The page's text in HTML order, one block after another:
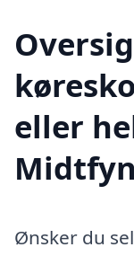
eller
Ønsker du